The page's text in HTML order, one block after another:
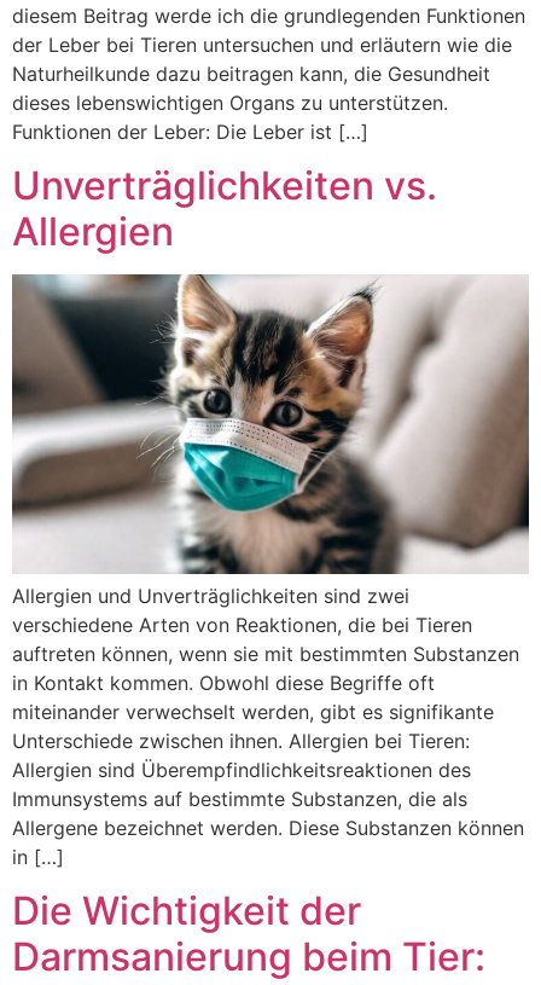
diesem Beitrag werde ich die grundlegenden Funktionen
der Leber bei Tieren untersuchen und erläutern wie die
Naturheilkunde dazu beitragen kann, die Gesundheit
dieses lebenswichtigen Organs zu unterstützen.
Funktionen der Leber: Die Leber ist […]
Unverträglichkeiten vs.
Allergien
Allergien und Unverträglichkeiten sind zwei
verschiedene Arten von Reaktionen, die bei Tieren
auftreten können, wenn sie mit bestimmten Substanzen
in Kontakt kommen. Obwohl diese Begriffe oft
miteinander verwechselt werden, gibt es signifikante
Unterschiede zwischen ihnen. Allergien bei Tieren:
Allergien sind Überempfindlichkeitsreaktionen des
Immunsystems auf bestimmte Substanzen, die als
Allergene bezeichnet werden. Diese Substanzen können
in […]
Die Wichtigkeit der
Darmsanierung beim Tier: